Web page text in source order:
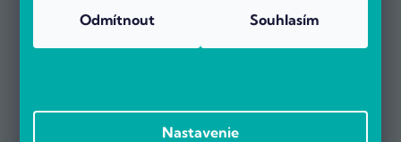
Odmítnout Souhlasím
Nastavenie